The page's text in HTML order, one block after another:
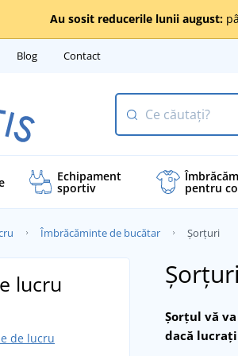
Au sosit reducerile lunii august:
Blog Contact
Echipament
sportiv pentru
Îmbrăcăminte de bucătar Șorțuri
Șorțuri
Șorțul vă
dacă
lucru
pieptar
de lucru